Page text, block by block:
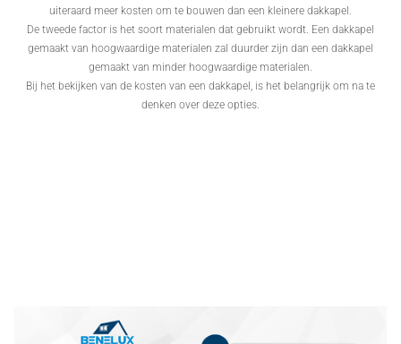
uiteraard meer kosten om te bouwen dan een kleinere dakkapel.
De tweede factor is het soort materialen dat gebruikt wordt. Een dakkapel
gemaakt van hoogwaardige materialen zal duurder zijn dan een dakkapel
gemaakt van minder hoogwaardige materialen.
Bij het bekijken van de kosten van een dakkapel, is het belangrijk om na te
denken over deze opties.